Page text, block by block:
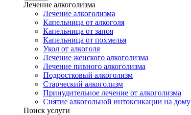
Лечение алкоголизма
Лечение алкоголизма
Капельница от алкоголя
Капельница от запоя
Капельница от похмелья
Укол от алкоголя
Лечение женского алкоголизма
Лечение пивного алкоголизма
Подростковый алкоголизм
Старческий алкоголизм
Принудительное лечение от алкоголизма
Снятие алкогольной интоксикации на дому
Поиск услуги